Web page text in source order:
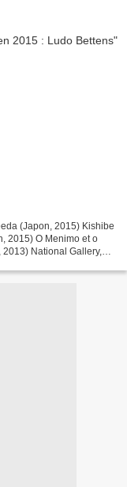
(Japon, 2015) Kishibe
2015) O Menimo et o
National Gallery,